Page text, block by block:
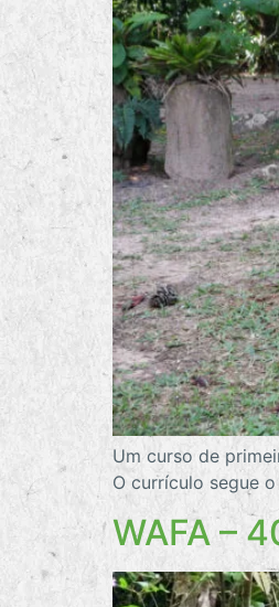
Um curso de
O currículo segue
WAFA –